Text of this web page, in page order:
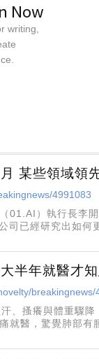
某些領域領
4991083
01.AI）執行長李
已經研究出如何
半年就醫才
breakingnews/
、搔癢與體重驟
就醫，驚覺肺部有